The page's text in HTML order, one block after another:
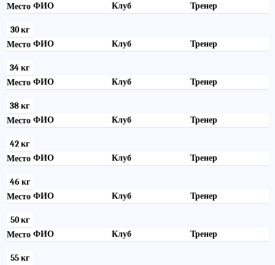
Место ФИО Клуб Тренер
30 кг
Место ФИО Клуб Тренер
34 кг
Место ФИО Клуб Тренер
38 кг
Место ФИО Клуб Тренер
42 кг
Место ФИО Клуб Тренер
46 кг
Место ФИО Клуб Тренер
50 кг
Место ФИО Клуб Тренер
55 кг